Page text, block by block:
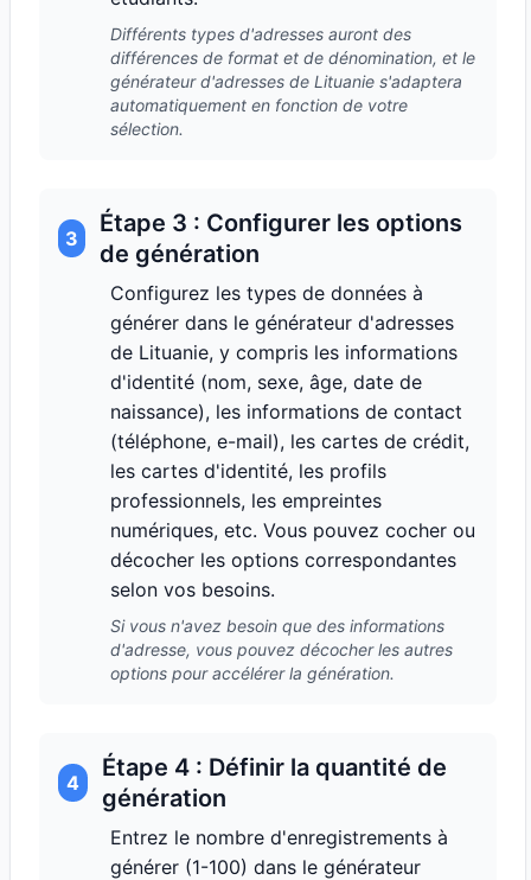
Différents types d'adresses auront des
différences de format et de dénomination, et le
générateur d'adresses de Lituanie s'adaptera
automatiquement en fonction de votre
sélection.
3
Étape 3 : Configurer les options
de génération
Configurez les types de données à
générer dans le générateur d'adresses
de Lituanie, y compris les informations
d'identité (nom, sexe, âge, date de
naissance), les informations de contact
(téléphone, e-mail), les cartes de crédit,
les cartes d'identité, les profils
professionnels, les empreintes
numériques, etc. Vous pouvez cocher ou
décocher les options correspondantes
selon vos besoins.
Si vous n'avez besoin que des informations
d'adresse, vous pouvez décocher les autres
options pour accélérer la génération.
4
Étape 4 : Définir la quantité de
génération
Entrez le nombre d'enregistrements à
générer (1-100) dans le générateur